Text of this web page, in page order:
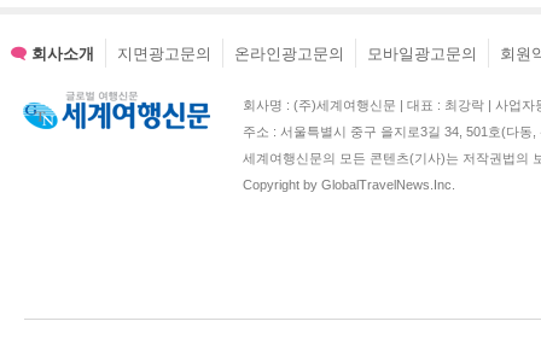
회사소개 지면광고문의 온라인광고문의 모바일광고문의 회원
회사명 : (주)세계여행신문 | 대표 : 최강락 | 사업
주소 : 서울특별시 중구 을지로3길 34, 501호(다
세계여행신문의 모든 콘텐츠(기사)는 저작권법의
Copyright by GlobalTravelNews.Inc.